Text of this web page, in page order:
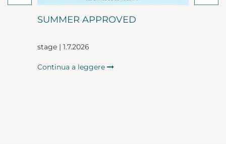
SUMMER APPROVED
stage | 1.7.2026
Continua a leggere